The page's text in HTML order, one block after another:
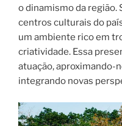
o dinamismo da região.
centros culturais do
um ambiente rico em
criatividade. Essa
atuação, aproximando-
integrando novas